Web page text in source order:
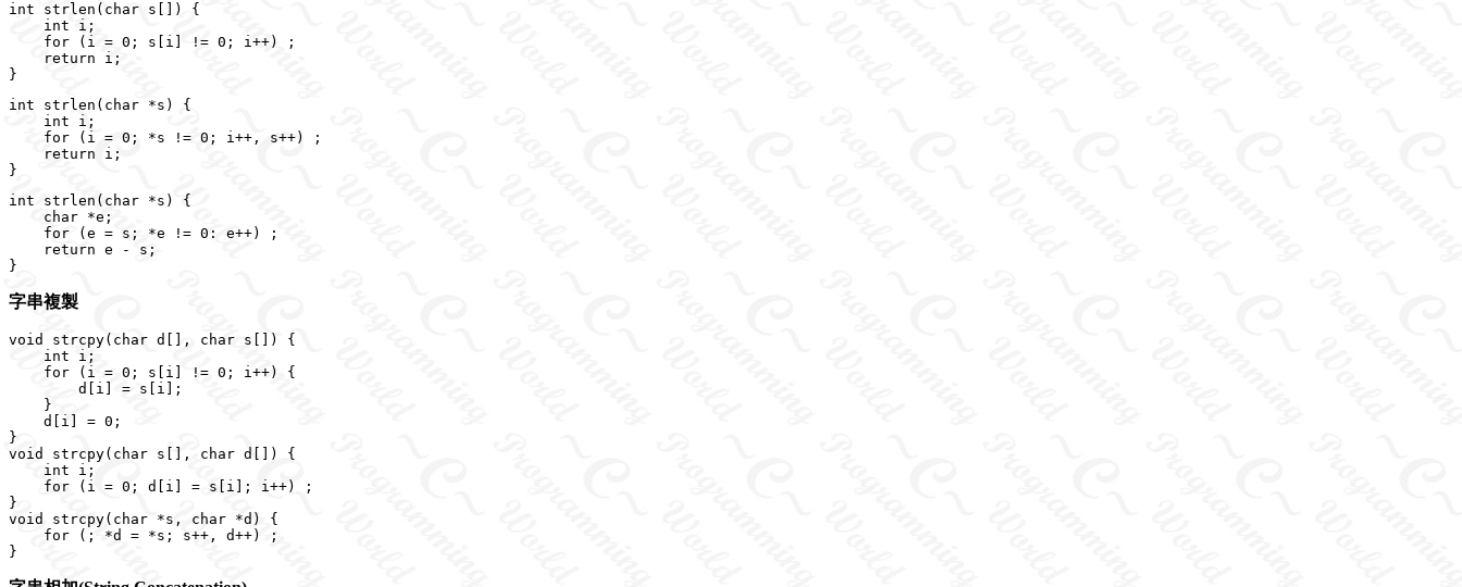
int strlen(char s[]) {
    int i;
    for (i = 0; s[i] != 0; i++) ;
    return i;
int strlen(char *s) {
    int i;
    for (i = 0; *s != 0; i++, s++) ;
    return i;
int strlen(char *s) {
    char *e;
    for (e = s; *e != 0: e++) ;
    return e - s;
字串複製
void strcpy(char d[], char s[]) {
    int i;
    for (i = 0; s[i] != 0; i++) {
        d[i] = s[i];
    }
    d[i] = 0;
}
void strcpy(char s[], char d[]) {
    int i;
    for (i = 0; d[i] = s[i]; i++) ;
}
void strcpy(char *s, char *d) {
    for (; *d = *s; s++, d++) ;